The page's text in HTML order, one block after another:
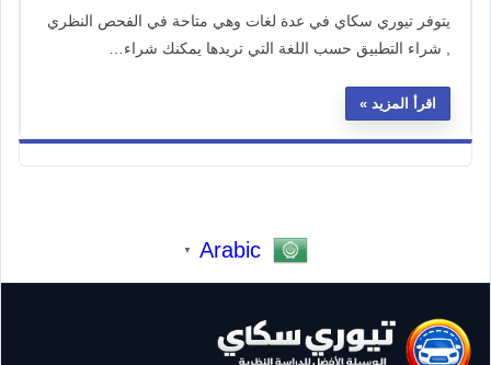
يتوفر تيوري سكاي في عدة لغات وهي متاحة في الفحص النظري
, شراء التطبيق حسب اللغة التي تريدها يمكنك شراء…
اقرأ المزيد
Arabic
▼